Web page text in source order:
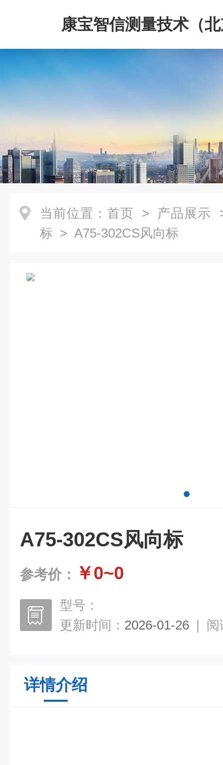
康宝智信测量技术（
限公司
当前位置： 首页 > 产品展示
标 > A75-302CS风向标
A75-302CS风向标
参考价： ￥0~0
型号：
更新时间： 2026-01-26 | 阅
详情介绍